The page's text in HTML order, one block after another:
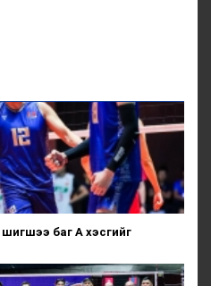
баг А хэсгийг